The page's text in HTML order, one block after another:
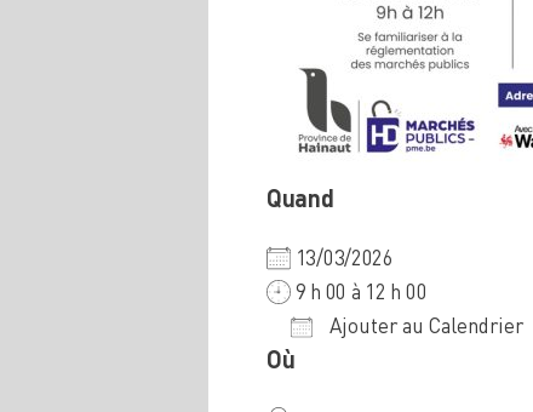
Quand
13/03/2026
9 h 00 à 12 h 00
Ajouter au Calendrier
Où